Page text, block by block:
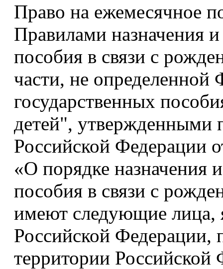
Право на ежемесячное
Правилами назначения
пособия в связи с
части, не
государственных
детей", утвержденными
Российской Федерации
«О порядке назначения
пособия в связи с
имеют следующие лица,
Российской
территории Российской